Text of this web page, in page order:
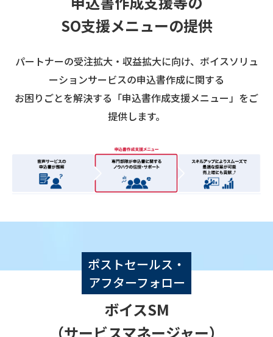
SO支援メニューの提供
パートナーの受注拡大・収益拡大に向け、ボイスソリュ
ーションサービスの申込書作成に関する
お困りごとを解決する「申込書作成支援メニュー」をご
提供します。
ポストセールス・
アフターフォロー
ボイスSM
（サービスマネージャー）